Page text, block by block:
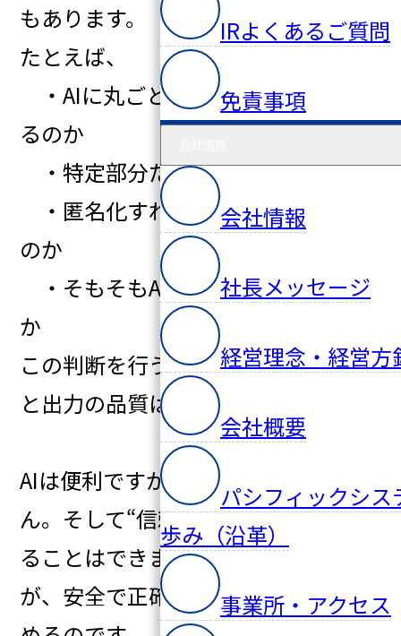
IRよくあるご質問
免責事項
会社情報
社長メッセージ
経営理念・経営方
会社概要
パシフィックシス
歩み（沿革）
事業所・アクセス
もあります。
たとえば、
・AIに丸ごと文書を貼る必要があ
るのか
・特定部分だけでも十分なのか
・匿名化すれば安全に相談できる
のか
・そもそもAIに聞くべき内容なの
か
この判断を行うだけで、AIの安全性
と出力の品質は大きく変わります。
AIは便利ですが、万能ではありませ
ん。そして“信頼性の判断”をAIに委ね
ることはできません。あなたの判断
が、安全で正確なアウトプットを決